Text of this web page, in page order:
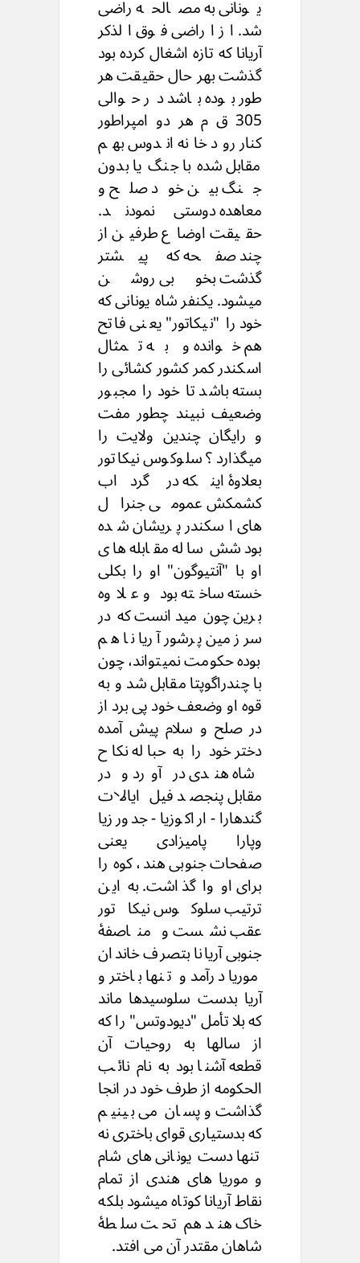
یونانی به مصالحه راضی
شد. از اراضی فوق الذکر
آریانا که تازه اشغال کرده بود
گذشت بهر حال حقیقت هر
طور بوده باشد در حوالی
305 ق م هر دو امپراطور
کنار رود خانه اندوس بهم
مقابل شده با جنگ یا بدون
جنگ بین خود صلح و
معاهده دوستی نمودند.
حقیقت اوضاع طرفین از
چند صفحه که پیشتر
گذشت بخوبی روشن
میشود. یکنفر شاه یونانی که
خود را "نیکاتور" یعنی فاتح
هم خوانده و به تمثال
اسکندر کمر کشور کشائی را
بسته باشد تا خود را مجبور
وضعیف نبیند چطور مفت
و رایگان چندین ولایت را
میگذارد ؟ سلوکوس نیکاتور
بعلاوۀ اینکه در گرداب
کشمکش عمومی جنرال
های اسکندر پریشان شده
بود شش ساله مقابله های
او با "آنتیوگون" او را بکلی
خسته ساخته بود و علاوه
برین چون میدانست که در
سر زمین پرشور آریا نا هم
بوده حکومت نمیتواند، چون
با چندراگوپتا مقابل شد و به
قوه او وضعف خود پی برد از
در صلح و سلام پیش آمده
دختر خود را به حباله نکاح
شاه هندی در آورد و در
مقابل پنجصد فیل ایالات
گندهارا - اراکوزیا - جدورزیا
وپارا پامیزادی یعنی
صفحات جنوبی هند، کوه را
برای او وا گذاشت. به این
ترتیب سلوکوس نیکاتور
عقب نشست و مناصفۀ
جنوبی آریانا بتصرف خاندان
موریا درآمد و تنها باختر و
آریا بدست سلوسیدها ماند
که بلا تأمل "دیودوتس" را که
از سالها به روحیات آن
قطعه آشنا بود به نام نائب
الحکومه از طرف خود در انجا
گذاشت و پسان می بینیم
که بدستیاری قوای باختری نه
تنها دست یونانی های شام
و موریا های هندی از تمام
نقاط آریانا کوتاه میشود بلکه
خاک هند هم تحت سلطۀ
شاهان مقتدر آن می افتد.